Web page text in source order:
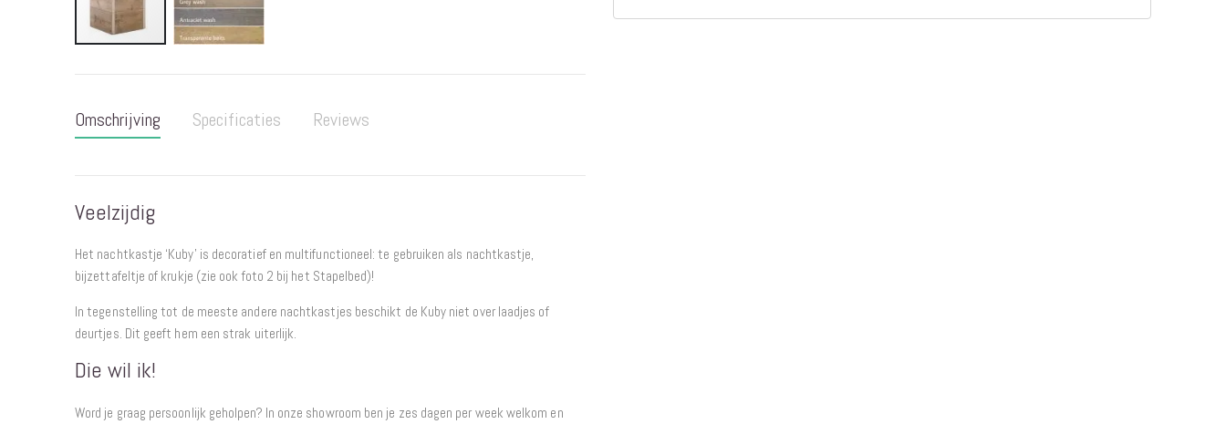
Interieur
naar
begin
van
gallerij
Omschrijving
Veelzijdig
Het nachtkastje ‘Kuby’ is decoratief en multifunctioneel: te gebruiken als nachtkastje,
bijzettafeltje of krukje (zie ook foto 2 bij het Stapelbed)!
In tegenstelling tot de meeste andere nachtkastjes beschikt de Kuby niet over laadjes of
deurtjes. Dit geeft hem een strak uiterlijk.
Die wil ik!
Word je graag persoonlijk geholpen? In onze showroom ben je zes dagen per week welkom en
Specificaties Reviews